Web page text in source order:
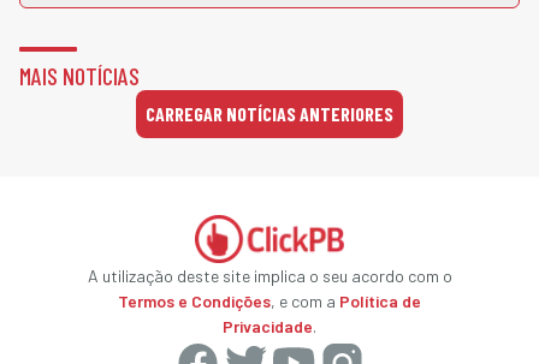
MAIS NOTÍCIAS
CARREGAR NOTÍCIAS ANTERIORES
A utilização deste site implica o seu acordo com o
Termos e Condições, e com a Política de
Privacidade.